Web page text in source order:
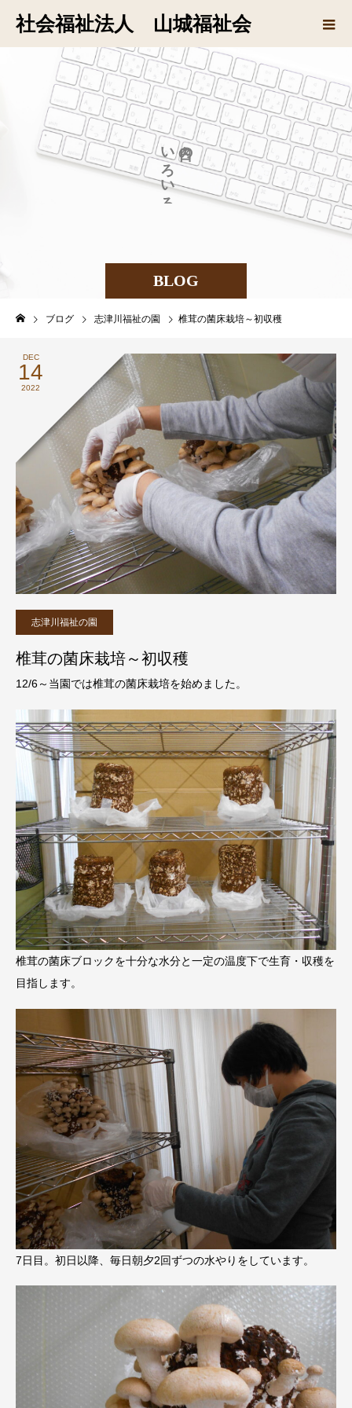
社会福祉法人 山城福祉会
BLOG
の
い
ろ
い
ろ
ブログ 志津川福祉の園 椎茸の菌床栽培～初収穫
DEC
14
2022
志津川福祉の園
椎茸の菌床栽培～初収穫
12/6～当園では椎茸の菌床栽培を始めました。
椎茸の菌床ブロックを十分な水分と一定の温度下で生育・収穫を
目指します。
7日目。初日以降、毎日朝夕2回ずつの水やりをしています。